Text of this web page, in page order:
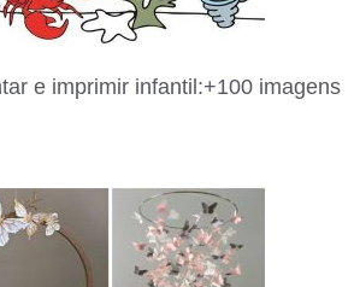
e imprimir infantil:+100 imagens